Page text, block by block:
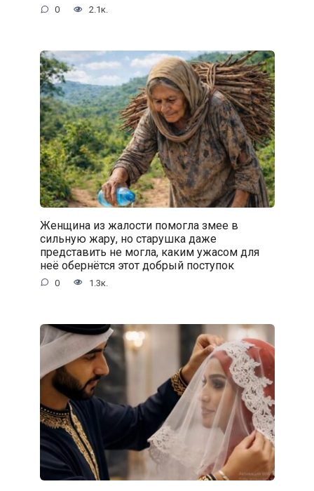
0 2.1к.
Женщина из жалости помогла змее в
сильную жару, но старушка даже
представить не могла, каким ужасом для
неё обернётся этот добрый поступок
0 1.3к.